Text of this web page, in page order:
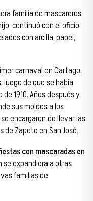
familia de mascareros
continuó con el oficio.
con arcilla, papel,
carnaval en Cartago.
de que se había
1910. Años después y
sus moldes a los
encargaron de llevar las
Zapote en San José.
con mascaradas en
expandiera a otras
familias de